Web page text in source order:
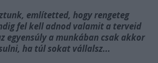
említetted, hogy rengeteg
fel kell adnod valamit a terveid
egyensúly a munkában csak akkor
ha túl sokat vállalsz...